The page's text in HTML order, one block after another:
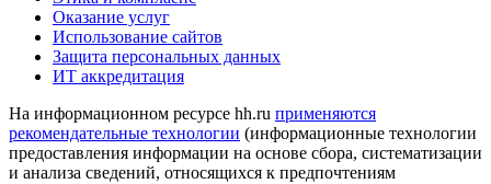
Оказание услуг
Использование сайтов
Защита персональных данных
ИТ аккредитация
На информационном ресурсе hh.ru применяются
рекомендательные технологии (информационные технологии
предоставления информации на основе сбора, систематизации
и анализа сведений, относящихся к предпочтениям